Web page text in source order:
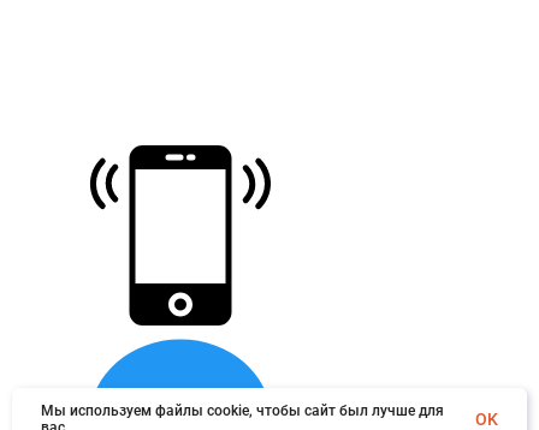
Мы используем файлы cookie, чтобы сайт был лучше для
OK